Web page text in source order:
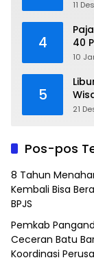
11
4
40
10
5
21
Pos-pos
8 Tahun
Kembali Bisa
BPJS
Pemkab
Ceceran Batu
Koordinasi